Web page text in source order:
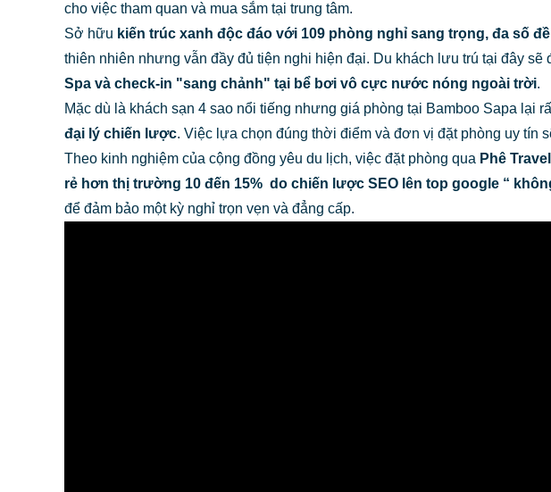
cho việc tham quan và mua sắm tại trung tâm.
Sở hữu kiến trúc xanh độc đáo với 109 phòng nghỉ sang trọng, đa số
thiên nhiên nhưng vẫn đầy đủ tiện nghi hiện đại. Du khách lưu trú tại đây sẽ
Spa và check-in "sang chảnh" tại bể bơi vô cực nước nóng ngoài trời.
Mặc dù là khách sạn 4 sao nổi tiếng nhưng giá phòng tại Bamboo Sapa lại
đại lý chiến lược. Việc lựa chọn đúng thời điểm và đơn vị đặt phòng uy tín
Theo kinh nghiệm của cộng đồng yêu du lịch, việc đặt phòng qua Phê Travel
rẻ hơn thị trường 10 đến 15% do chiến lược SEO lên top google “
để đảm bảo một kỳ nghỉ trọn vẹn và đẳng cấp.